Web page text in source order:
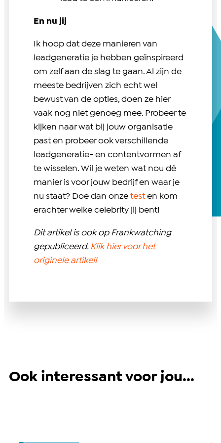
En nu jij
Ik hoop dat deze manieren van
leadgeneratie je hebben geïnspireerd
om zelf aan de slag te gaan. Al zijn de
meeste bedrijven zich echt wel
bewust van de opties, doen ze hier
vaak nog niet genoeg mee. Probeer te
kijken naar wat bij jouw organisatie
past en probeer ook verschillende
leadgeneratie- en contentvormen af
te wisselen. Wil je weten wat nou dé
manier is voor jouw bedrijf en waar je
nu staat? Doe dan onze testen kom
erachter welke celebrity jij bent!
Dit artikel is ook op Frankwatching
gepubliceerd. Klik hier voor het
originele artikel!
Ook interessant voor jou...